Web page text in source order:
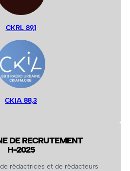
CKRL 89,1
CKIA 88,3
DE RECRUTEMENT
H-2025
rédactrices et de rédacteurs